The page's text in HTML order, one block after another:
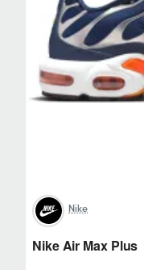
Nike
Nike Air Max Plus